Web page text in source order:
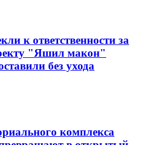
к ответственности за
"Яшил макон"
без ухода
комплекса